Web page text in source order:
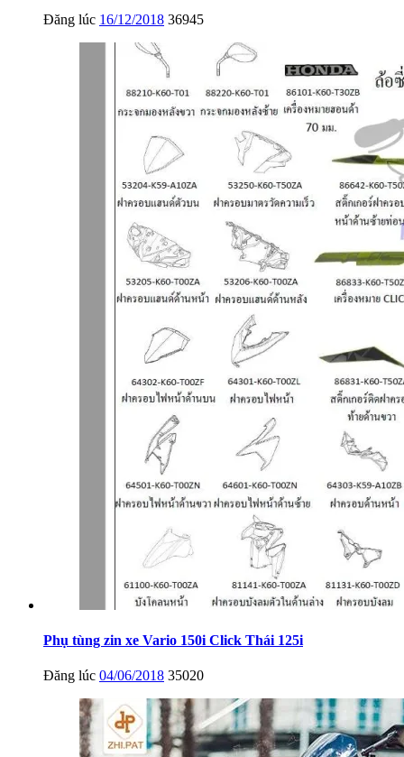
Đăng lúc 16/12/2018 36945
Phụ tùng zin xe Vario 150i Click Thái 125i
Đăng lúc 04/06/2018 35020